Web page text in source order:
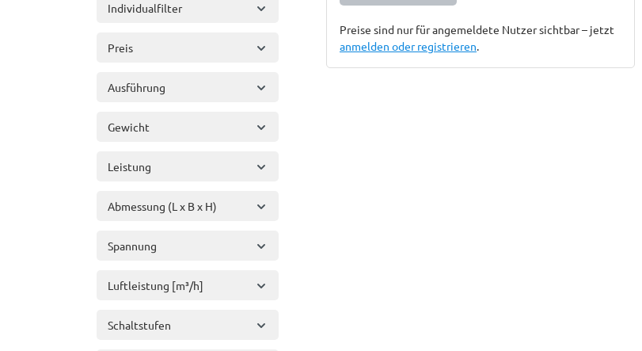
Individualfilter
Preis
Ausführung
Gewicht
Leistung
Abmessung (L x B x H)
Spannung
Luftleistung [m³/h]
Schaltstufen
Preise sind nur für angemeldete Nutzer sichtbar – jetzt
anmelden oder registrieren.